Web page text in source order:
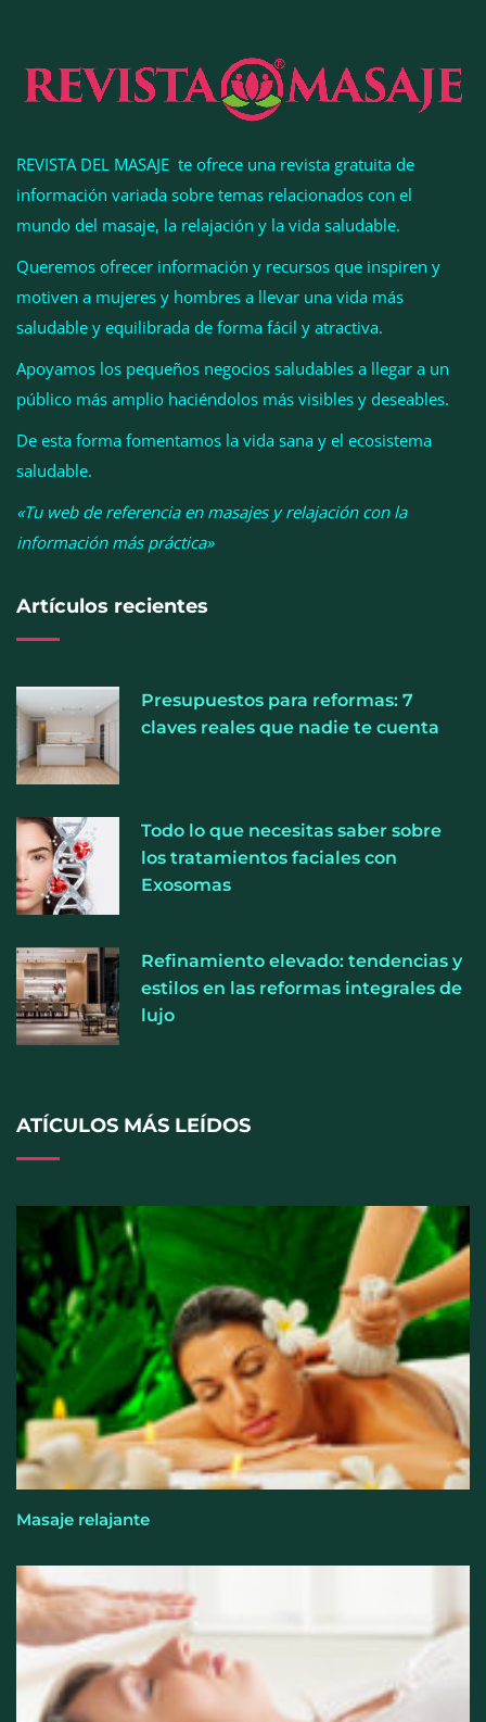
La luz roja, el nuevo aftersun, actúa en la
La medicina estética gira hacia la naturalidad:
cada vez más pacientes buscan verse mejor sin
cambiar sus rasgos, según la Clínica Mética
humedad prolongada, claves para prevenir una de
las infecciones más frecuentes
fuerza y la salud ganan terreno a la clásica
‘pérdida de peso’, según Distrito Estudio
Perfumería Laura incorpora Nasomatto a su
selección de perfumería nicho
REVISTA DEL MASAJE te ofrece una revista gratuita de
información variada sobre temas relacionados con el
mundo del masaje, la relajación y la vida saludable.
Queremos ofrecer información y recursos que inspiren y
motiven a mujeres y hombres a llevar una vida más
saludable y equilibrada de forma fácil y atractiva.
Apoyamos los pequeños negocios saludables a llegar a un
público más amplio haciéndolos más visibles y deseables.
De esta forma fomentamos la vida sana y el ecosistema
saludable.
«Tu web de referencia en masajes y relajación con la
información más práctica»
Artículos recientes
Presupuestos para reformas: 7
claves reales que nadie te cuenta
Todo lo que necesitas saber sobre
los tratamientos faciales con
Exosomas
Refinamiento elevado: tendencias y
estilos en las reformas integrales de
lujo
ATÍCULOS MÁS LEÍDOS
Masaje relajante